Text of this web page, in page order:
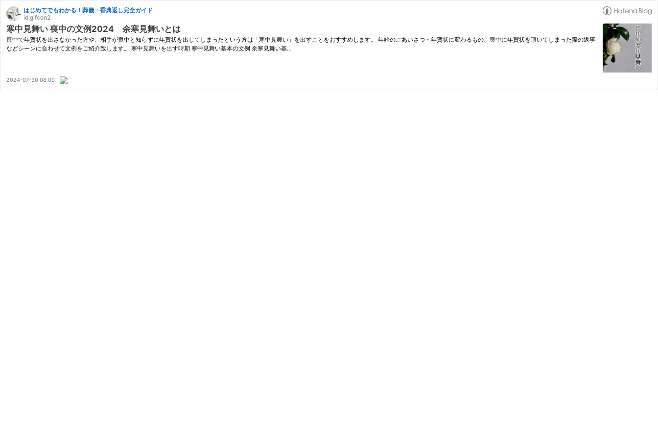
はじめてでもわかる！葬儀・香典返し完全ガイド
id:gifcon2
寒中見舞い 喪中の文例2024 余寒見舞いとは
喪中で年賀状を出さなかった方や、相手が喪中と知らずに年賀状を出してしまったという方は「寒中見舞い」を出すことをおすすめします。 年始のごあいさつ・年賀状に変わるもの、喪中に年賀状を頂いてしまった際の返事
などシーンに合わせて文例をご紹介致します。 寒中見舞いを出す時期 寒中見舞い基本の文例 余寒見舞い基…
2024-07-30 08:00